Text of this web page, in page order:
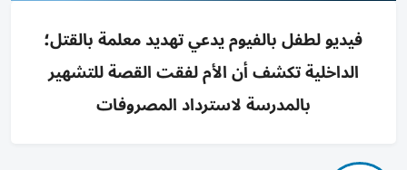
فيديو لطفل بالفيوم يدعي تهديد معلمة بالقتل؛
الداخلية تكشف أن الأم لفقت القصة للتشهير
بالمدرسة لاسترداد المصروفات